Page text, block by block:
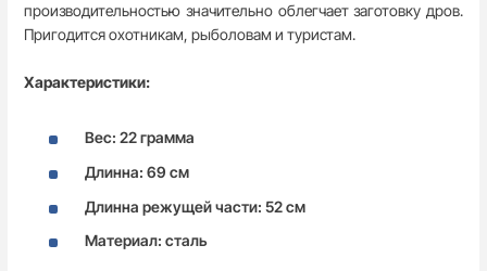
производительностью значительно облегчает заготовку дров.
Пригодится охотникам, рыболовам и туристам.
Характеристики:
Вес: 22 грамма
Длинна: 69 см
Длинна режущей части: 52 см
Материал: сталь